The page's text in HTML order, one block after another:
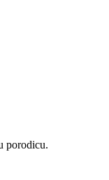
porodicu.